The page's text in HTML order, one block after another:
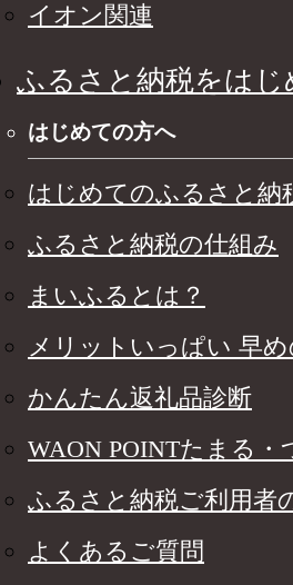
イオン関連
ふるさと納税をはじ
はじめての方へ
はじめてのふるさと納
ふるさと納税の仕組み
まいふるとは？
メリットいっぱい 早
かんたん返礼品診断
WAON POINTたまる・
ふるさと納税ご利用者
よくあるご質問